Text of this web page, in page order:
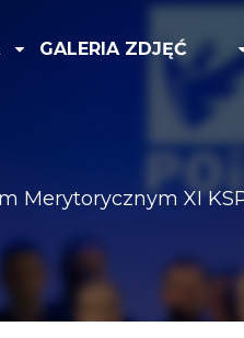
GALERIA ZDJĘĆ
Merytorycznym XI